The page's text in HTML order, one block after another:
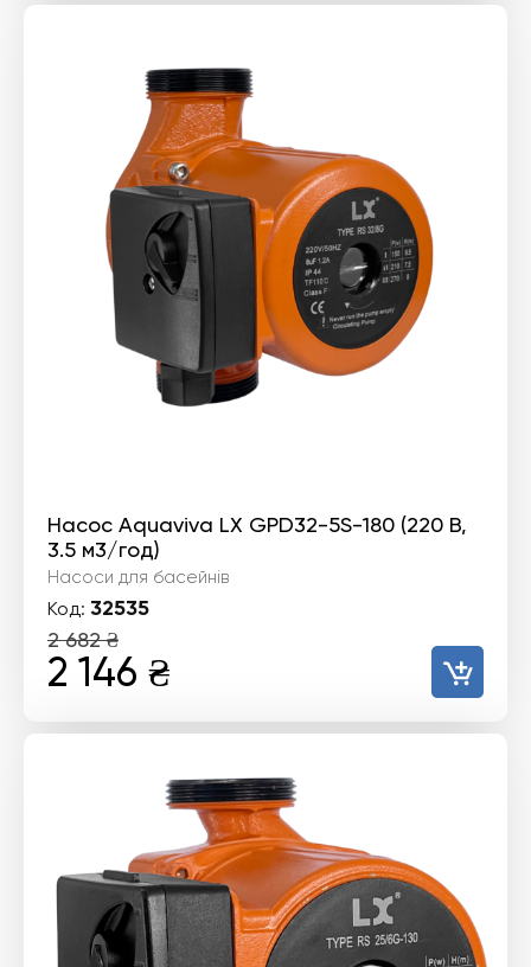
Насос Aquaviva LX GPD32-5S-180 (220 В,
3.5 м3/год)
Насоси для басейнів
Код: 32535
2 682₴
Оригінальна
ціна:
2 146 ₴
ціна:
146 ₴.